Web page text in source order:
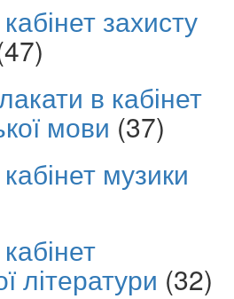
захисту
в кабінет
мови (37)
музики
літератури (32)